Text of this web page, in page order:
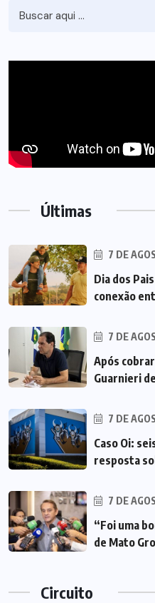
Últimas
7 DE
Dia dos
conexão
7 DE
Após
Guarnieri
7 DE
Caso Oi:
resposta
7 DE
“Foi uma
de Mato
Circuito